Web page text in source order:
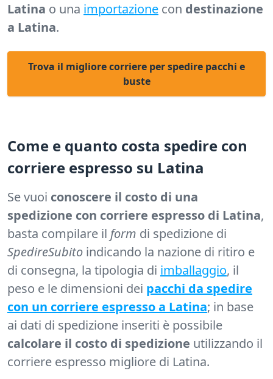
Latina o una importazione con destinazione
a Latina.
Trova il migliore corriere per spedire pacchi e
buste
Come e quanto costa spedire con
corriere espresso su Latina
Se vuoi conoscere il costo di una
spedizione con corriere espresso di Latina,
basta compilare il form di spedizione di
SpedireSubito indicando la nazione di ritiro e
di consegna, la tipologia di imballaggio, il
peso e le dimensioni dei pacchi da spedire
con un corriere espresso a Latina; in base
ai dati di spedizione inseriti è possibile
calcolare il costo di spedizione utilizzando il
corriere espresso migliore di Latina.